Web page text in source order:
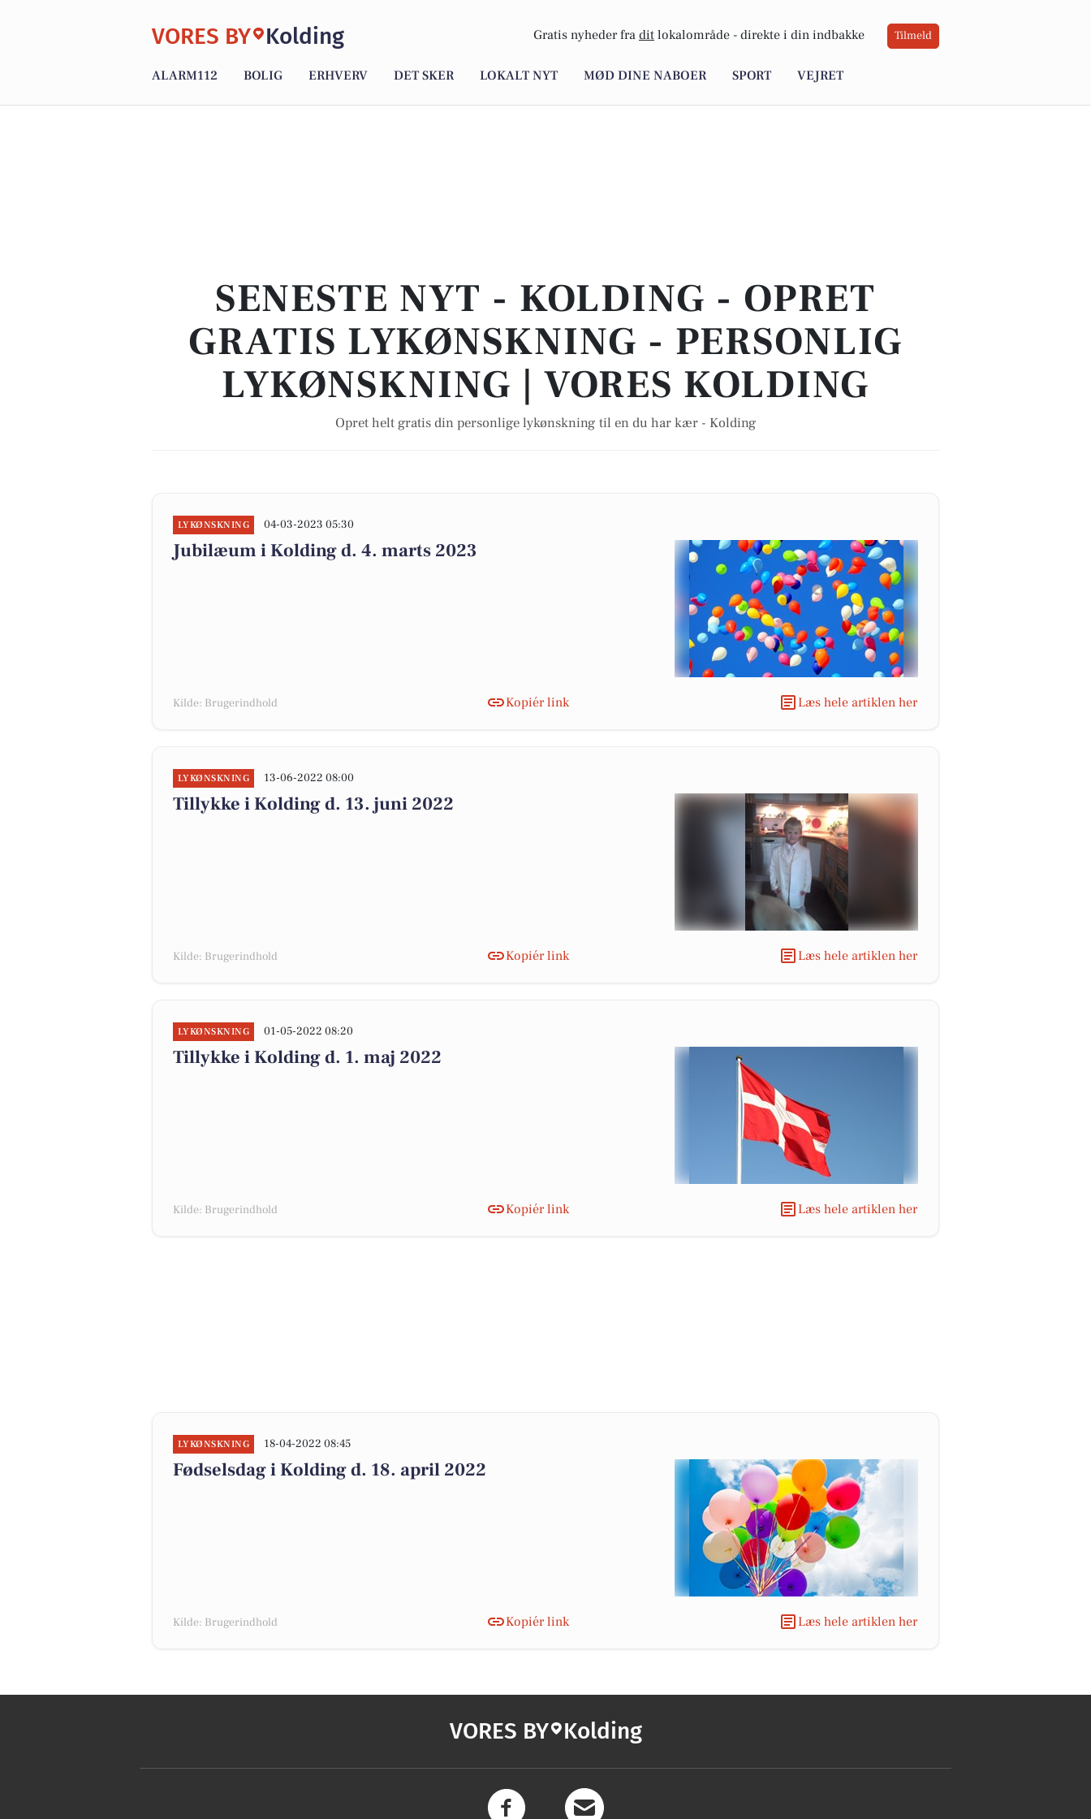
VORES BY Kolding Gratis nyheder fra dit lokalområde - direkte i din indbakke Tilmeld
ALARM112 BOLIG ERHVERV DET SKER LOKALT NYT MØD DINE NABOER SPORT VEJRET
SENESTE NYT - KOLDING - OPRET
GRATIS LYKØNSKNING - PERSONLIG
LYKØNSKNING | VORES KOLDING
Opret helt gratis din personlige lykønskning til en du har kær - Kolding
LYKØNSKNING 04-03-2023 05:30
Jubilæum i Kolding d. 4. marts 2023
Kilde: Brugerindhold Kopiér link Læs hele artiklen her
LYKØNSKNING 13-06-2022 08:00
Tillykke i Kolding d. 13. juni 2022
Kilde: Brugerindhold Kopiér link Læs hele artiklen her
LYKØNSKNING 01-05-2022 08:20
Tillykke i Kolding d. 1. maj 2022
Kilde: Brugerindhold Kopiér link Læs hele artiklen her
LYKØNSKNING 18-04-2022 08:45
Fødselsdag i Kolding d. 18. april 2022
Kilde: Brugerindhold Kopiér link Læs hele artiklen her
VORES BY Kolding